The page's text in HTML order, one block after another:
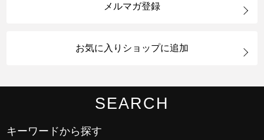
メルマガ登録
お気に入りショップに追加
SEARCH
キーワードから探す